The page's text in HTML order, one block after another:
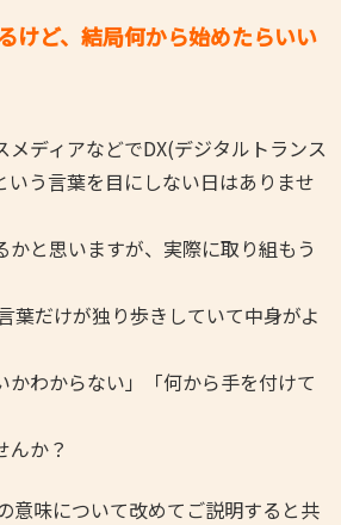
けど、結局何から始めたらいい
メディアなどでDX(デジタルトランス
いう言葉を目にしない日はありませ
かと思いますが、実際に取り組もう
葉だけが独り歩きしていて中身がよ
かわからない」「何から手を付けて
んか？
意味について改めてご説明すると共